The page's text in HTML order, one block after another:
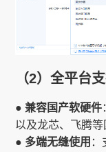
（2）全平台
● 兼容国产软硬件
以及龙芯、飞腾等
● 多端无缝使用 ：